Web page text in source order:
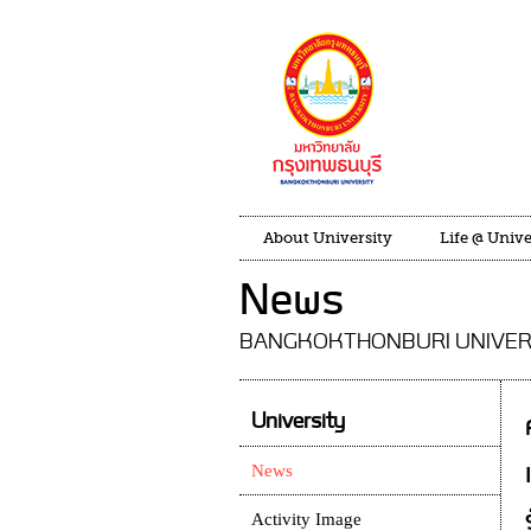
About University Life @
News
BANGKOKTHONBURI
University
News
Activity Image